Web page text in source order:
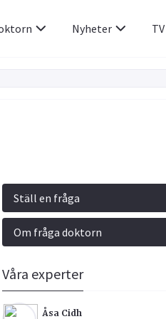
Rökavvänjning
Rörelseapparaten
Nyheter TV
Ställ en fråga
Om fråga doktorn
Våra experter
Åsa Cidh